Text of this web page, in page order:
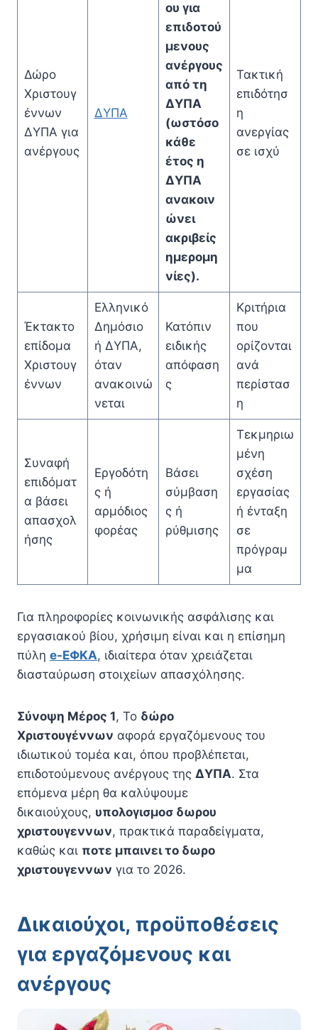
Δώρο
Χριστουγ
έννων
ΔΥΠΑ για
ανέργους
ΔΥΠΑ
ου για
επιδοτού
μενους
ανέργους
από τη
ΔΥΠΑ
(ωστόσο
κάθε
έτος η
ΔΥΠΑ
ανακοιν
ώνει
ακριβείς
ημερομη
νίες).
Τακτική
επιδότησ
η
ανεργίας
σε ισχύ
Έκτακτο
επίδομα
Χριστουγ
έννων
Ελληνικό
Δημόσιο
ή ΔΥΠΑ,
όταν
ανακοινώ
νεται
Κατόπιν
ειδικής
απόφαση
ς
Κριτήρια
που
ορίζονται
ανά
περίστασ
η
Συναφή
επιδόματ
α βάσει
απασχολ
ήσης
Εργοδότη
ς ή
αρμόδιος
φορέας
Βάσει
σύμβαση
ς ή
ρύθμισης
Τεκμηριω
μένη
σχέση
εργασίας
ή ένταξη
σε
πρόγραμ
μα
Για πληροφορίες κοινωνικής ασφάλισης και
εργασιακού βίου, χρήσιμη είναι και η επίσημη
πύλη e-ΕΦΚΑ, ιδιαίτερα όταν χρειάζεται
διασταύρωση στοιχείων απασχόλησης.
Σύνοψη Μέρος 1, Το δώρο
Χριστουγέννων αφορά εργαζόμενους του
ιδιωτικού τομέα και, όπου προβλέπεται,
επιδοτούμενους ανέργους της ΔΥΠΑ. Στα
επόμενα μέρη θα καλύψουμε
δικαιούχους, υπολογισμοσ δωρου
χριστουγεννων, πρακτικά παραδείγματα,
καθώς και ποτε μπαινει το δωρο
χριστουγεννων για το 2026.
Δικαιούχοι, προϋποθέσεις
για εργαζόμενους και
ανέργους